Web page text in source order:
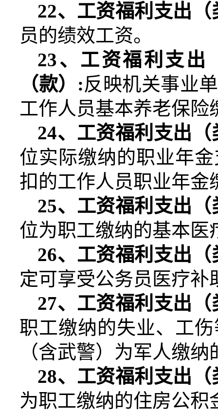
22、工资福利支出
员的绩效工资。
23、工资福利支出
（款） :反映机关事业
工作人员基本养老保
24、工资福利支出
位实际缴纳的职业年
扣的工作人员职业年金
25、工资福利支出
位为职工缴纳的基本医
26、工资福利支出
定可享受公务员医疗
27、工资福利支出
职工缴纳的失业、工
（含武警）为军人缴
28、工资福利支出
为职工缴纳的住房公积